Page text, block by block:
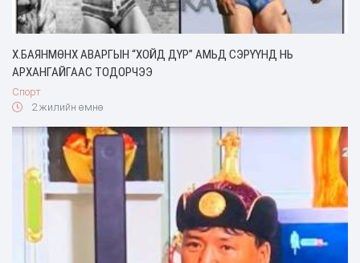
Х.БАЯНМӨНХ АВАРГЫН “ХОЙД ДҮР” АМЬД СЭРҮҮНД НЬ
АРХАНГАЙГААС ТОДОРЧЭЭ
Спорт
2 жилийн өмнө